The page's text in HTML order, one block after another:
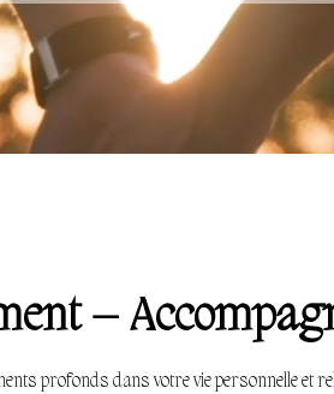
–
profonds dans votre vie personnelle et